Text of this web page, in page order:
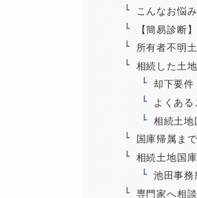
こんなお悩
【簡易診断
所有者不明
相続した土
却下要
よくあ
相続土
国庫帰属ま
相続土地国
池田事務
専門家へ相